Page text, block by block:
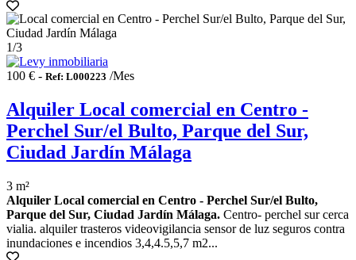
1/3
100 € - Ref: L000223 /Mes
Alquiler Local comercial en Centro -
Perchel Sur/el Bulto, Parque del Sur,
Ciudad Jardín Málaga
3 m²
Alquiler Local comercial en Centro - Perchel Sur/el Bulto,
Parque del Sur, Ciudad Jardín Málaga. Centro- perchel sur cerca
vialia. alquiler trasteros videovigilancia sensor de luz seguros contra
inundaciones e incendios 3,4,4.5,5,7 m2...